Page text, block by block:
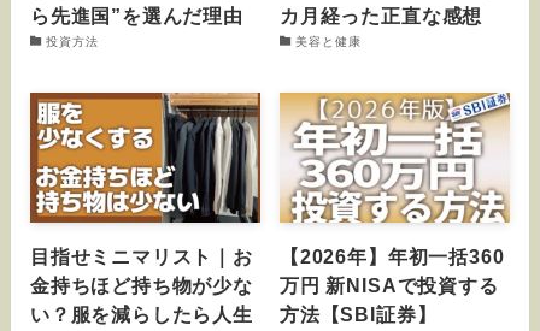
ら先進国”を選んだ理由
投資方法
カ月経った正直な感想
美容と健康
目指せミニマリスト｜お
金持ちほど持ち物が少な
い？服を減らしたら人生
【2026年】年初一括360
万円 新NISAで投資する
方法【SBI証券】